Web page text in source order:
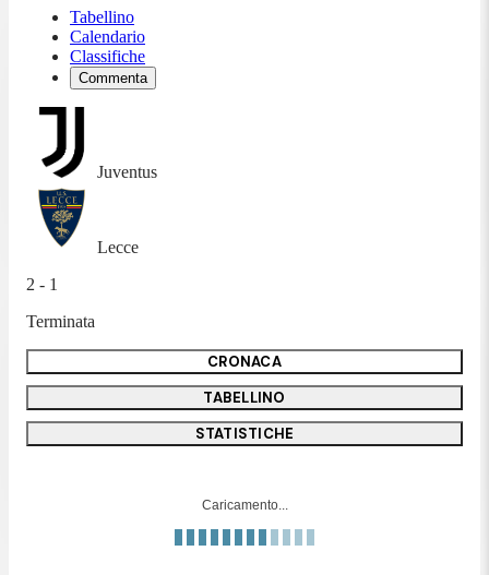
Tabellino
Calendario
Classifiche
Commenta
Juventus
Lecce
2 - 1
Terminata
CRONACA
TABELLINO
STATISTICHE
Caricamento...